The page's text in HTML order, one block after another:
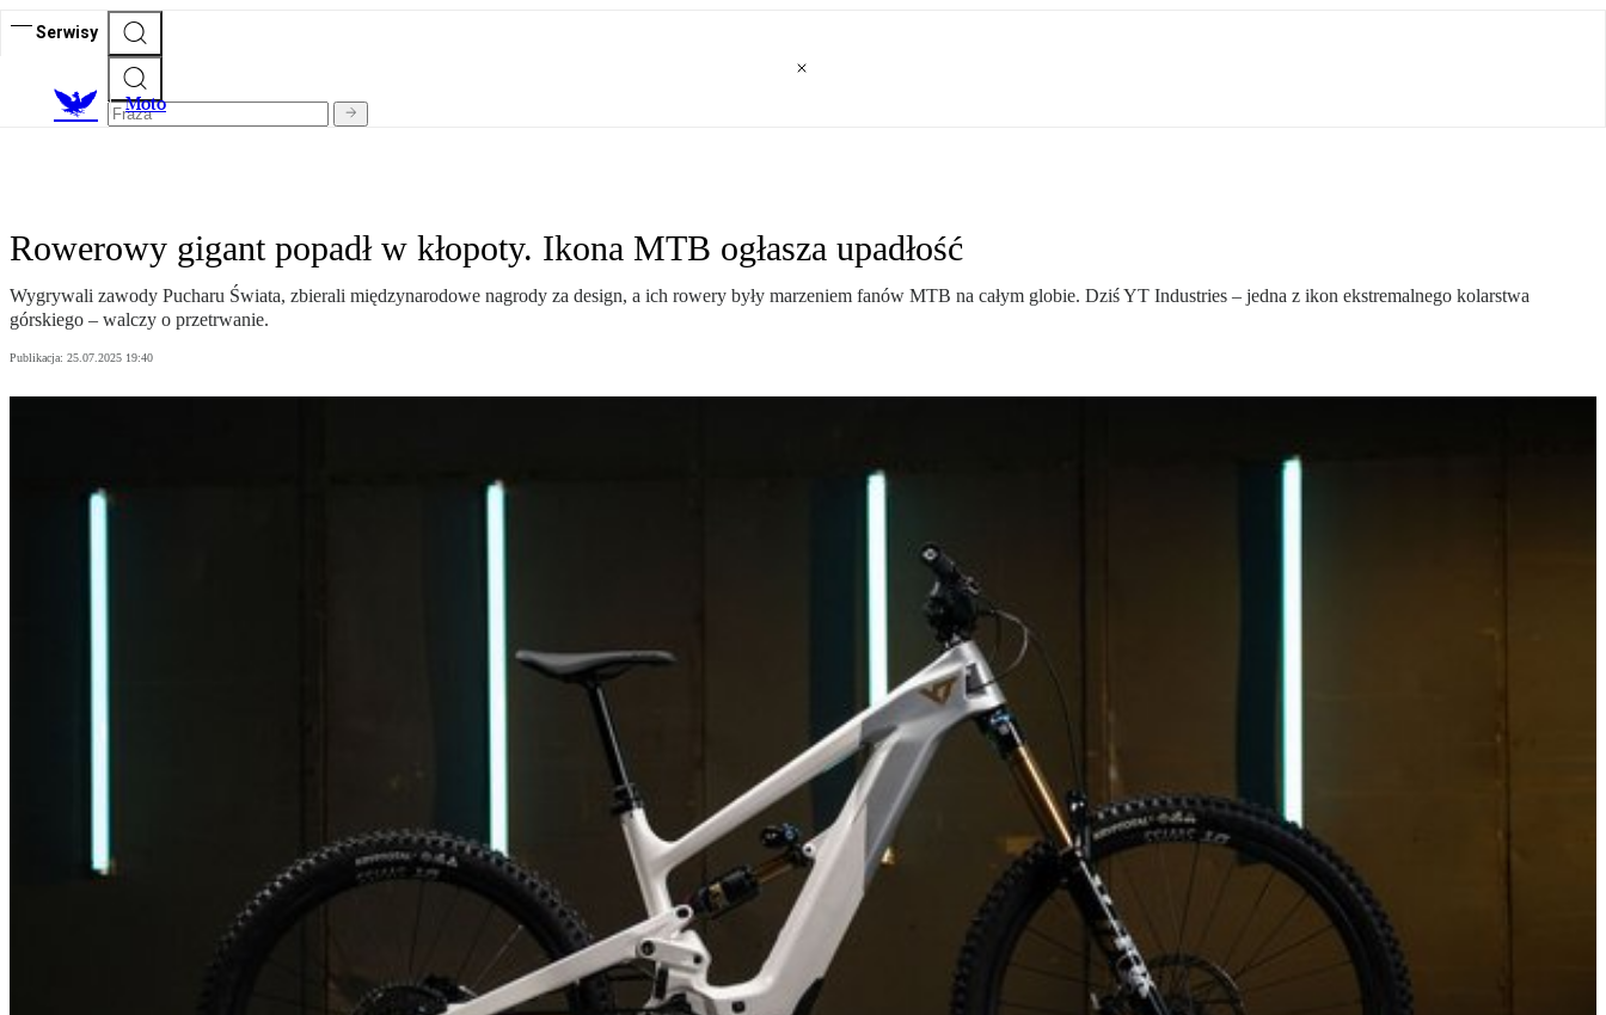
Serwisy
Moto
Rowerowy gigant popadł w kłopoty. Ikona MTB ogłasza upadłość
Wygrywali zawody Pucharu Świata, zbierali międzynarodowe nagrody za design, a ich rowery były marzeniem fanów MTB na całym globie. Dziś YT Industries – jedna z ikon ekstremalnego kolarstwa
górskiego – walczy o przetrwanie.
Publikacja: 25.07.2025 19:40